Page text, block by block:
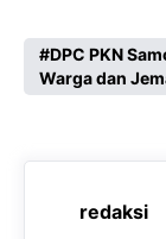
c
e
o
a
t
A
p
l
e
r
a
DPC PKN
Warga dan
redaksi